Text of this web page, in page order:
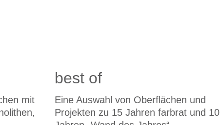
mit
best of
Eine Auswahl von Oberflächen und
Projekten zu 15 Jahren farbrat und 10